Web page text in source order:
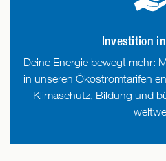
Investition
Deine Energie bewegt mehr:
in unseren Ökostromtarifen
Klimaschutz, Bildung und